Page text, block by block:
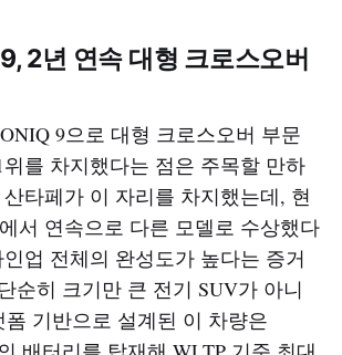
2년 연속 대형 크로스오버
9으로 대형 크로스오버 부문
를 차지했다는 점은 주목할 만하
타페가 이 자리를 차지했는데, 현
서 연속으로 다른 모델로 수상했다
업 전체의 완성도가 높다는 증거
순히 크기만 큰 전기 SUV가 아니
폼 기반으로 설계된 이 차량은